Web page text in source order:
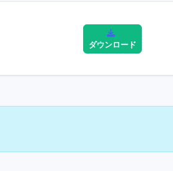
ダウンロード